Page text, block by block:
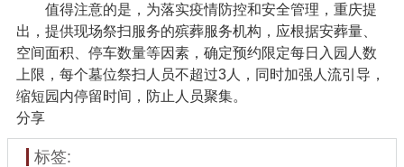
值得注意的是，为落实疫情防控和安全管理，重庆提
出，提供现场祭扫服务的殡葬服务机构，应根据安葬量、
空间面积、停车数量等因素，确定预约限定每日入园人数
上限，每个墓位祭扫人员不超过3人，同时加强人流引导，
缩短园内停留时间，防止人员聚集。
分享
标签: